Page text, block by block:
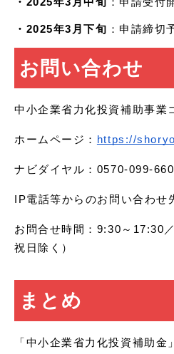
・2025年3月下旬 ：申請締切
お問い合わせ
中小企業省力化投資補助事業
ホームページ： https://
ナビダイヤル：0570-099-660
IP電話等からのお問い合わ
お問合せ時間：9:30～17:30
祝日除く）
まとめ
「中小企業省力化投資補助